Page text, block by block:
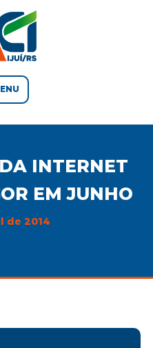
INTERNET
EM JUNHO
de 2014